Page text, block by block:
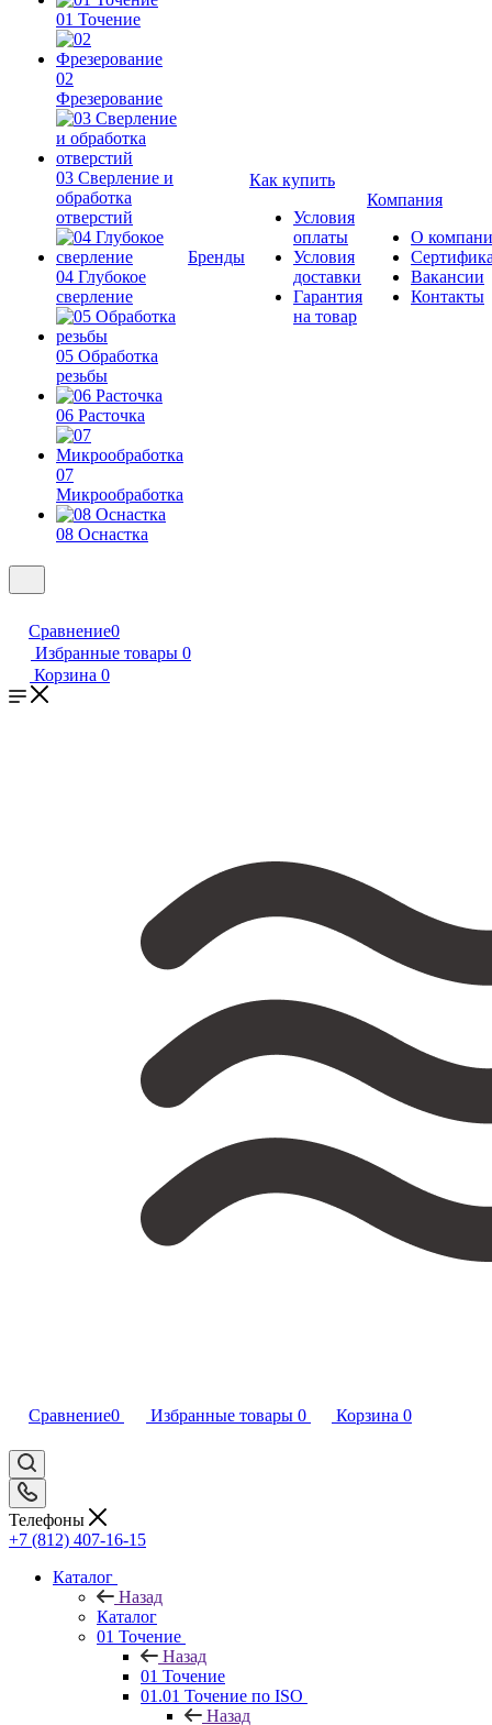
01 Точение
02
Фрезерование
03 Сверление и
обработка
отверстий
04 Глубокое
сверление
05 Обработка
резьбы
06 Расточка
07
Микрообработка
08 Оснастка
Бренды
Как купить
Условия
оплаты
Условия
доставки
Гарантия
на товар
Компания
О
Вакансии
Контакты
Сравнение0
Избранные товары 0
Корзина 0
Сравнение0 Избранные товары 0 Корзина 0
Телефоны
+7 (812) 407-16-15
Каталог
Назад
Каталог
01 Точение
Назад
01 Точение
01.01 Точение по ISO
Назад